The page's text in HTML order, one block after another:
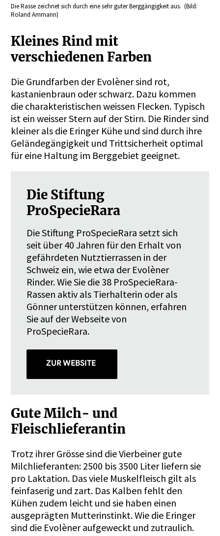
Die Rasse zeichnet sich durch eine sehr guter Berggängigkeit aus. (Bild:
Roland Ammann)
Kleines Rind mit
verschiedenen Farben
Die Grundfarben der Evolèner sind rot,
kastanienbraun oder schwarz. Dazu kommen
die charakteristischen weissen Flecken. Typisch
ist ein weisser Stern auf der Stirn. Die Rinder sind
kleiner als die Eringer Kühe und sind durch ihre
Geländegängigkeit und Trittsicherheit optimal
für eine Haltung im Berggebiet geeignet.
Die Stiftung
ProSpecieRara
Die Stiftung ProSpecieRara setzt sich
seit über 40 Jahren für den Erhalt von
gefährdeten Nutztierrassen in der
Schweiz ein, wie etwa der Evolèner
Rinder. Wie Sie die 38 ProSpecieRara-
Rassen aktiv als Tierhalterin oder als
Gönner unterstützen können, erfahren
Sie auf der Webseite von
ProSpecieRara.
ZUR WEBSITE
Gute Milch- und
Fleischlieferantin
Trotz ihrer Grösse sind die Vierbeiner gute
Milchlieferanten: 2500 bis 3500 Liter liefern sie
pro Laktation. Das viele Muskelfleisch gilt als
feinfaserig und zart. Das Kalben fehlt den
Kühen zudem leicht und sie haben einen
ausgeprägten Mutterinstinkt. Wie die Eringer
sind die Evolèner aufgeweckt und zutraulich.